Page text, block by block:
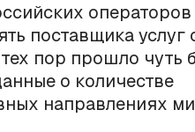
поставщика услуг
пор прошло чуть
о количестве
направлениях